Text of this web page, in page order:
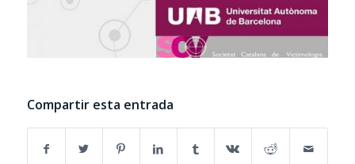
Compartir esta entrada